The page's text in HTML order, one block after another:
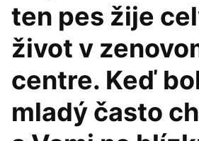
ten pes žije
život v
centre. Keď
mladý často